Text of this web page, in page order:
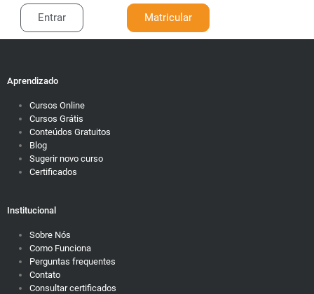
Entrar Matricular
Aprendizado
Cursos Online
Cursos Grátis
Conteúdos Gratuitos
Blog
Sugerir novo curso
Certificados
Institucional
Sobre Nós
Como Funciona
Perguntas frequentes
Contato
Consultar certificados